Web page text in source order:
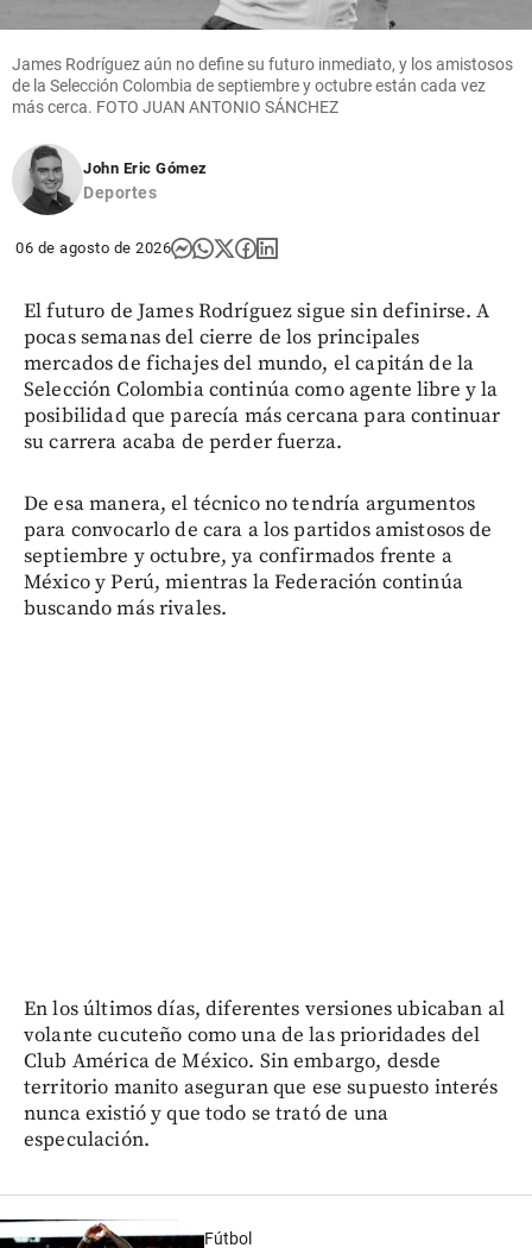
James Rodríguez aún no define su futuro inmediato, y los amistosos
de la Selección Colombia de septiembre y octubre están cada vez
más cerca. FOTO JUAN ANTONIO SÁNCHEZ
John Eric Gómez
Deportes
06 de agosto de 2026
El futuro de James Rodríguez sigue sin definirse. A
pocas semanas del cierre de los principales
mercados de fichajes del mundo, el capitán de la
Selección Colombia continúa como agente libre y la
posibilidad que parecía más cercana para continuar
su carrera acaba de perder fuerza.
De esa manera, el técnico no tendría argumentos
para convocarlo de cara a los partidos amistosos de
septiembre y octubre, ya confirmados frente a
México y Perú, mientras la Federación continúa
buscando más rivales.
En los últimos días, diferentes versiones ubicaban al
volante cucuteño como una de las prioridades del
Club América de México. Sin embargo, desde
territorio manito aseguran que ese supuesto interés
nunca existió y que todo se trató de una
especulación.
Fútbol